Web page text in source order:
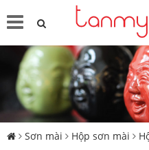
Sơn mài Hộp sơn mài